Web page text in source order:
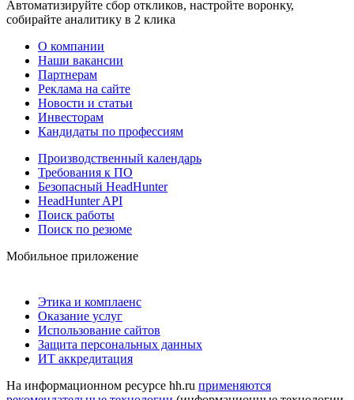
Автоматизируйте сбор откликов, настройте воронку,
собирайте аналитику в 2 клика
О компании
Наши вакансии
Партнерам
Реклама на сайте
Новости и статьи
Инвесторам
Кандидаты по профессиям
Производственный календарь
Требования к ПО
Безопасный HeadHunter
HeadHunter API
Поиск работы
Поиск по резюме
Мобильное приложение
Этика и комплаенс
Оказание услуг
Использование сайтов
Защита персональных данных
ИТ аккредитация
На информационном ресурсе hh.ru применяются